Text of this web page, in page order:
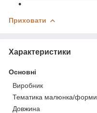
Приховати
Характеристики
Основні
Виробник
Тематика малюнка/форми
Довжина